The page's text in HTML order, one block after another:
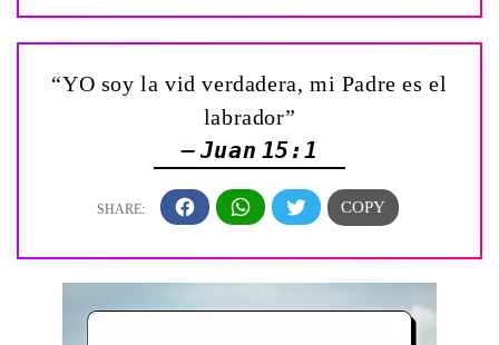
“YO soy la vid verdadera, mi Padre es el
labrador”
— Juan 15:1